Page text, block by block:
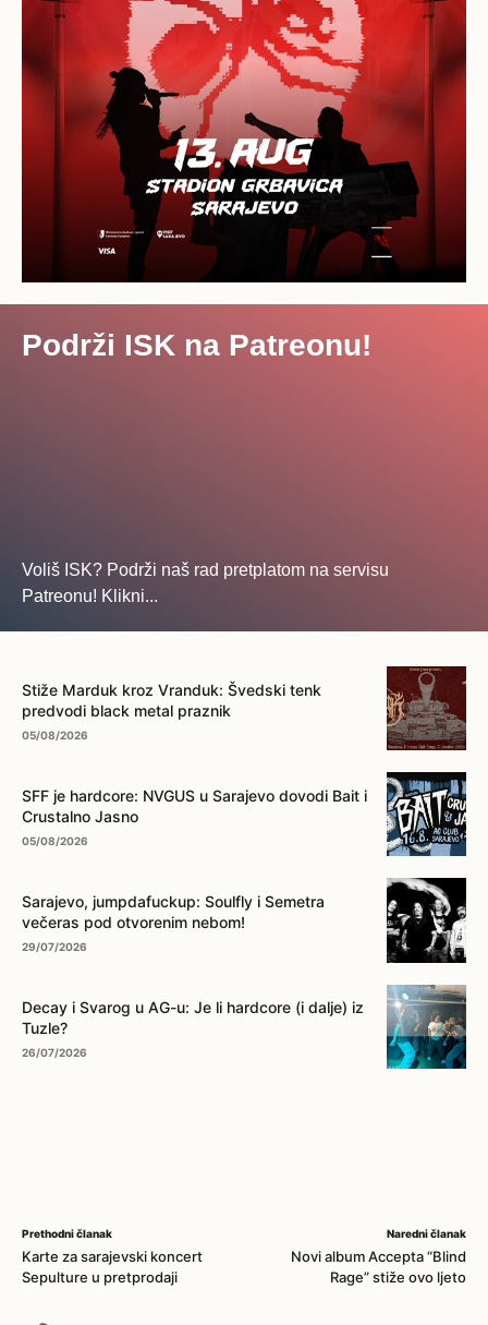
Podrži ISK na Patreonu!
Voliš ISK? Podrži naš rad pretplatom na servisu
Patreonu! Klikni...
Stiže Marduk kroz Vranduk: Švedski tenk
predvodi black metal praznik
05/08/2026
SFF je hardcore: NVGUS u Sarajevo dovodi Bait i
Crustalno Jasno
05/08/2026
Sarajevo, jumpdafuckup: Soulfly i Semetra
večeras pod otvorenim nebom!
29/07/2026
Decay i Svarog u AG-u: Je li hardcore (i dalje) iz
Tuzle?
26/07/2026
Prethodni članak
Karte za sarajevski koncert
Sepulture u pretprodaji
Naredni članak
Novi album Accepta “Blind
Rage” stiže ovo ljeto